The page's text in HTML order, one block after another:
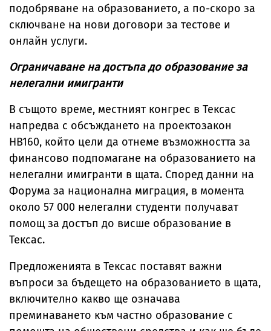
подобряване на образованието, а по-скоро за
сключване на нови договори за тестове и
онлайн услуги.
Ограничаване на достъпа до образование за
нелегални имигранти
В същото време, местният конгрес в Тексас
напредва с обсъждането на проектозакон
HB160, който цели да отнеме възможността за
финансово подпомагане на образованието на
нелегални имигранти в щата. Според данни на
Форумa за национална миграция, в момента
около 57 000 нелегални студенти получават
помощ за достъп до висше образование в
Тексас.
Предложенията в Тексас поставят важни
въпроси за бъдещето на образованието в щата,
включително какво ще означава
преминаването към частно образование с